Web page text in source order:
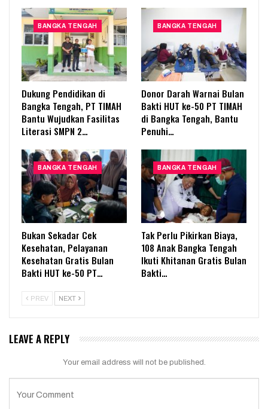
BANGKA TENGAH
Dukung Pendidikan di
Bangka Tengah, PT TIMAH
Bantu Wujudkan Fasilitas
Literasi SMPN 2…
BANGKA TENGAH
Donor Darah Warnai Bulan
Bakti HUT ke-50 PT TIMAH
di Bangka Tengah, Bantu
Penuhi…
BANGKA TENGAH
Bukan Sekadar Cek
Kesehatan, Pelayanan
Kesehatan Gratis Bulan
Bakti HUT ke-50 PT…
BANGKA TENGAH
Tak Perlu Pikirkan Biaya,
108 Anak Bangka Tengah
Ikuti Khitanan Gratis Bulan
Bakti…
PREV NEXT
LEAVE A REPLY
Your email address will not be published.